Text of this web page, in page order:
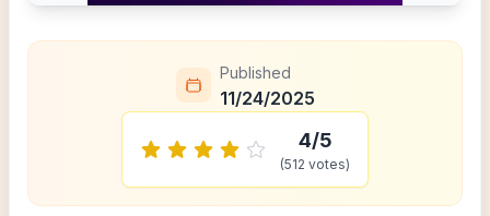
Published
11/24/2025
4/5
(512 votes)